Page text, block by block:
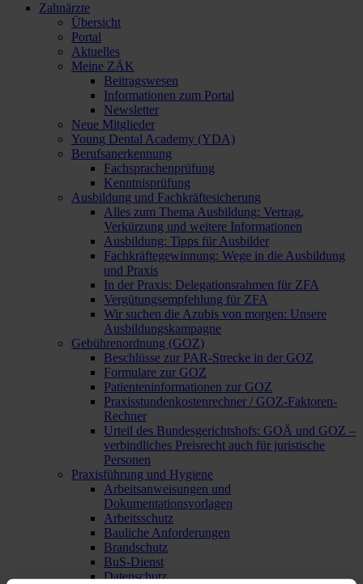
Zahnärzte
Übersicht
Portal
Aktuelles
Meine ZÄK
Beitragswesen
Informationen zum Portal
Newsletter
Neue Mitglieder
Young Dental Academy (YDA)
Berufsanerkennung
Fachsprachenprüfung
Kenntnisprüfung
Ausbildung und Fachkräftesicherung
Alles zum Thema Ausbildung: Vertrag,
Verkürzung und weitere Informationen
Ausbildung: Tipps für Ausbilder
Fachkräftegewinnung: Wege in die Ausbildung
und Praxis
In der Praxis: Delegationsrahmen für ZFA
Vergütungsempfehlung für ZFA
Wir suchen die Azubis von morgen: Unsere
Ausbildungskampagne
Gebührenordnung (GOZ)
Beschlüsse zur PAR-Strecke in der GOZ
Formulare zur GOZ
Patienteninformationen zur GOZ
Praxisstundenkostenrechner / GOZ-Faktoren-
Rechner
Urteil des Bundesgerichtshofs: GOÄ und GOZ –
verbindliches Preisrecht auch für juristische
Personen
Praxisführung und Hygiene
Arbeitsanweisungen und
Dokumentationsvorlagen
Arbeitsschutz
Bauliche Anforderungen
Brandschutz
BuS-Dienst
Datenschutz